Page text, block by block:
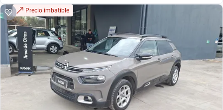
Precio imbatible